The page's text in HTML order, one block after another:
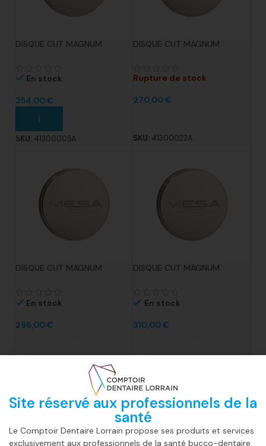
DISQUE CUT MAGNUM
4 En stock
254,00€
Ajouter au panier
SKU: 41300005A
DISQUE CUT MAGNUM
4
Rupture de stock
270,00€
SKU: 41300022A
DISQUE CUT MAGNUM
TYPE 4
En stock
296,00€
DISQUE CUT MAGNUM
TYPE 4
En stock
310,00€
Site réservé aux professionnels de la
santé
Le Comptoir Dentaire Lorrain propose ses produits et services
exclusivement aux professionnels de la santé bucco-dentaire.